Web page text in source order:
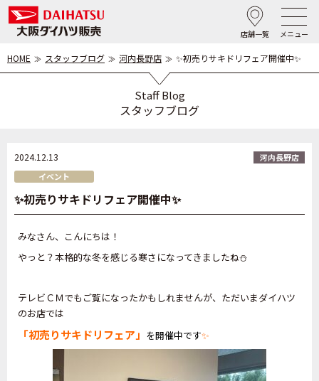
店舗一覧 メニュー
HOME スタッフブログ 河内長野店 ✨初売りサキドリフェア開催中✨
Staff Blog
スタッフブログ
2024.12.13
河内長野店
イベント
✨初売りサキドリフェア開催中✨
みなさん、こんにちは！
やっと？本格的な冬を感じる寒さになってきましたね⛄
テレビＣＭでもご覧になったかもしれませんが、ただいまダイハツ
のお店では
「初売りサキドリフェア」 を開催中です✨